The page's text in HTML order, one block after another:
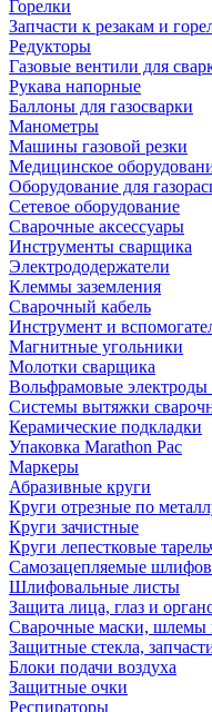
Горелки
Запчасти к резакам и
Редукторы
Газовые вентили для
Рукава напорные
Баллоны для газосварки
Манометры
Машины газовой резки
Медицинское
Оборудование для
Сетевое оборудование
Сварочные аксессуары
Инструменты сварщика
Электрододержатели
Клеммы заземления
Сварочный кабель
Инструмент и
Магнитные угольники
Молотки сварщика
Вольфрамовые электроды
Системы вытяжки
Керамические подкладки
Упаковка Marathon Pac
Маркеры
Абразивные круги
Круги отрезные по
Круги зачистные
Круги лепестковые
Самозацепляемые
Шлифовальные листы
Защита лица, глаз и
Сварочные маски, шлемы
Защитные стекла,
Блоки подачи воздуха
Защитные очки
Респираторы